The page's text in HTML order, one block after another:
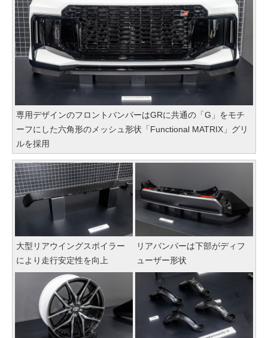
専用デザインのフロントバンパーはGRに共通の「G」をモチ
ーフにした六角形のメッシュ形状「Functional MATRIX」グリ
ルを採用
大型リアウイングスポイラー
により走行安定性を向上
リアバンパーは下部がディフ
ューザー形状